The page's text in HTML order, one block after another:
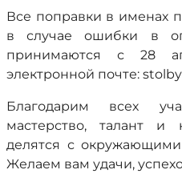
Все поправки в именах
в случае ошибки в
принимаются с 28
электронной почте:
Благодарим всех
мастерство, талант и
делятся с окружающими
Желаем вам удачи,